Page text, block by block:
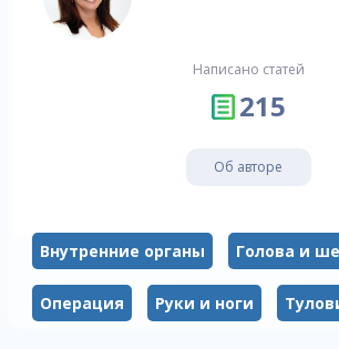
Написано статей
215
Об авторе
Внутренние органы Голова и
Операция Руки и ноги